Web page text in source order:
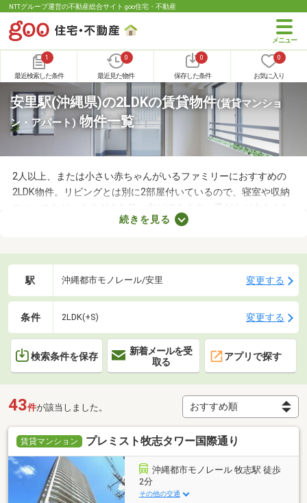
NTTグループ運営の不動産総合サイト goo住宅・不動産
1
最近検索した条件
0
最近見た物件
0
保存した条件
0
お気に入り
安里駅(沖縄県)の2LDKの賃貸物件(賃貸マンショ
ン・アパート) 物件一覧
2人以上、または小さい赤ちゃんがいるファミリーにおすすめの
2LDK物件。リビングとは別に2部屋付いているので、寝室や収納
スペースなど、さまざまな使い方ができます。子どもが大きくな
れば子ども部屋にもできるので、長く住めることも魅力です。こ
チェックして、希望にぴったりな物件を見つけましょう。
続きを見る
駅 沖縄都市モノレール/安里 変更する
条件 2LDK(+S) 変更する
検索条件を保存
新着メールを受
取る
アプリで探す
43件が該当しました。
賃貸マンション プレミスト牧志タワー国際通り
沖縄都市モノレール 牧志駅 徒歩
2分
その他の交通